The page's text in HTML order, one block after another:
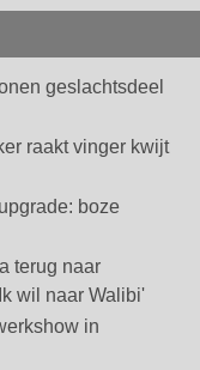
geslachtsdeel
raakt vinger kwijt
boze
terug naar
wil naar Walibi'
in